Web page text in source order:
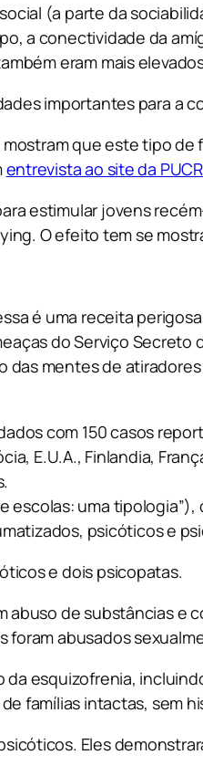
(a parte da
a conectividade da
eram mais
importantes para a
que este tipo
entrevista ao site da
estimular jovens
. O efeito tem se
é uma receita
do Serviço Secreto
das mentes de
com 150 casos
E.U.A., Finlandia,
escolas: uma tipologia”),
psicóticos e
e dois psicopatas.
abuso de substâncias e
foram abusados
esquizofrenia,
famílias intactas, sem
Eles